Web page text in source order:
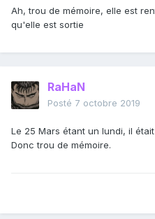
Ah, trou de mémoire, elle est
qu'elle est sortie
RaHaN
Posté 7 octobre 2019
Le 25 Mars étant un lundi, il
Donc trou de mémoire.